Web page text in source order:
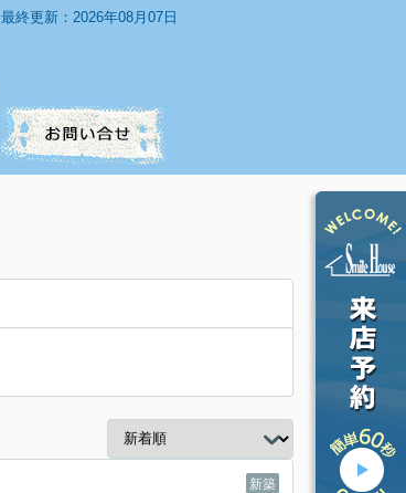
最終更新：2026年08月07日
新築